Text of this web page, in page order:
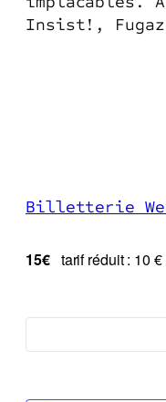
Insist!,
Billetterie
15€ tarif réduit : 10